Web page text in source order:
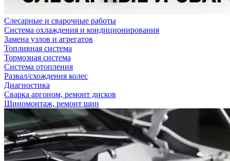
Слесарные и сварочные работы
Система охлаждения и кондиционирования
Замена узлов и агрегатов
Топливная система
Тормозная система
Система отопления
Развал/схождения колес
Диагностика
Сварка аргоном, ремонт дисков
Шиномонтаж, ремонт шин